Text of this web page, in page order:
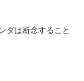
ダは断念すること